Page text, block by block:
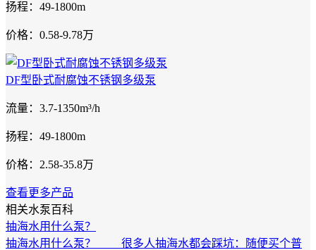
扬程：49-1800m
价格：0.58-9.78万
DF型卧式耐腐蚀不锈钢多级泵
流量：3.7-1350m³/h
扬程：49-1800m
价格：2.58-35.8万
查看更多产品
相关水泵百科
抽海水用什么泵？
抽海水用什么泵？ 很多人抽海水都会踩坑：随便买个普